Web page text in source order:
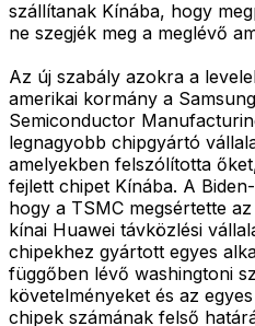
szállítanak Kínába, hogy
ne szegjék meg a meglévő
Az új szabály azokra a
amerikai kormány a
Semiconductor
legnagyobb chipgyártó
amelyekben felszólította
fejlett chipet Kínába. A
hogy a TSMC megsértette
kínai Huawei távközlési
chipekhez gyártott egyes
függőben lévő washingtoni
követelményeket és az
chipek számának felső